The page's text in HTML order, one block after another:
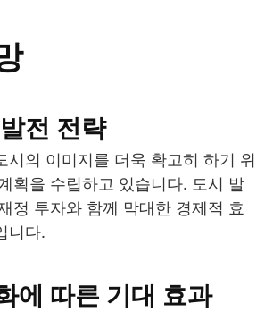
전 전략
시의 이미지를 더욱 확고히 하기 위
획을 수립하고 있습니다. 도시 발
정 투자와 함께 막대한 경제적 효
니다.
에 따른 기대 효과